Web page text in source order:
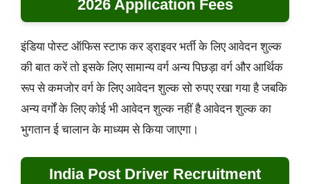
2026 Application Fees
इंडिया पोस्ट ऑफिस स्टाफ कर ड्राइवर भर्ती के लिए आवेदन शुल्क
की बात करें तो इसके लिए सामान्य वर्ग अन्य पिछड़ा वर्ग और आर्थिक
रूप से कमजोर वर्ग के लिए आवेदन शुल्क सो रुपए रखा गया है जबकि
अन्य वर्गों के लिए कोई भी आवेदन शुल्क नहीं है आवेदन शुल्क का
भुगतान ई चालान के माध्यम से किया जाएगा।
India Post Driver Recruitment